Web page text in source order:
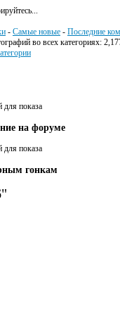
- Самые новые - Последние
во всех категориях:
для показа
на форуме
для показа
гонкам